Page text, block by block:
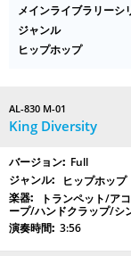
メインライブラリーシ
ジャンル
ヒップホップ
AL-830 M-01
King Diversity
Full
ヒップホップ
トランペット/ア
ープ/ハンドクラップ/シ
3:56